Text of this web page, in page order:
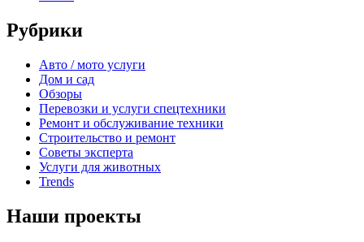
Рубрики
Авто / мото услуги
Дом и сад
Обзоры
Перевозки и услуги спецтехники
Ремонт и обслуживание техники
Строительство и ремонт
Советы эксперта
Услуги для животных
Trends
Наши проекты